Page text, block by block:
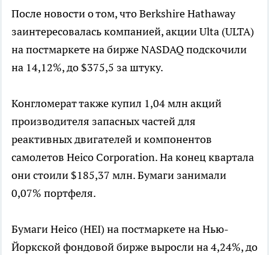
После новости о том, что Berkshire Hathaway
заинтересовалась компанией, акции Ulta (ULTA)
на постмаркете на бирже NASDAQ подскочили
на 14,12%, до $375,5 за штуку.
Конгломерат также купил 1,04 млн акций
производителя запасных частей для
реактивных двигателей и компонентов
самолетов Heico Corporation. На конец квартала
они стоили $185,37 млн. Бумаги занимали
0,07% портфеля.
Бумаги Heico (HEI) на постмаркете на Нью-
Йоркской фондовой бирже выросли на 4,24%, до